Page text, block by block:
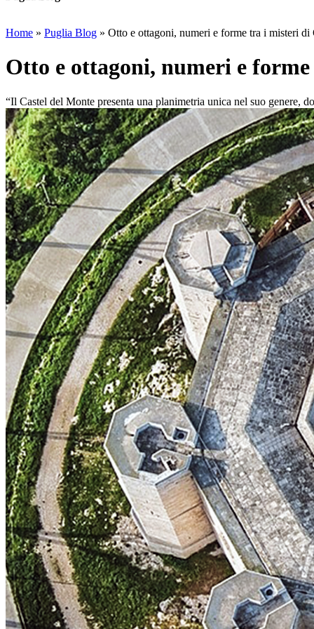
Home » Puglia Blog » Otto e ottagoni, numeri e forme tra i misteri di
Otto e ottagoni, numeri e
“Il Castel del Monte presenta una planimetria unica nel suo genere,